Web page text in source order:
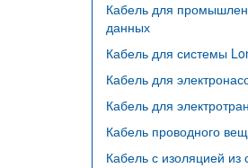
Кабель для
данных
Кабель для системы
Кабель для
Кабель для
Кабель проводного
Кабель с изоляцией из